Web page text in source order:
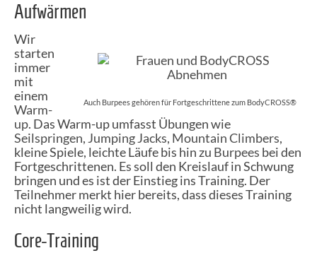
Aufwärmen
Auch Burpees gehören für Fortgeschrittene zum BodyCROSS®
Wir
starten
immer
mit
einem
Warm-
up. Das Warm-up umfasst Übungen wie
Seilspringen, Jumping Jacks, Mountain Climbers,
kleine Spiele, leichte Läufe bis hin zu Burpees bei den
Fortgeschrittenen. Es soll den Kreislauf in Schwung
bringen und es ist der Einstieg ins Training. Der
Teilnehmer merkt hier bereits, dass dieses Training
nicht langweilig wird.
Core-Training